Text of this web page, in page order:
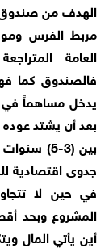
الهدف من
مربط الفرس
العامة
فالصندوق كما
يدخل مساهماً في
بعد أن يشتد
بين (3-5)
أين يأتي المال